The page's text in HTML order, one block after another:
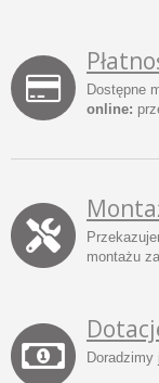
Dostępne
online:
montażu